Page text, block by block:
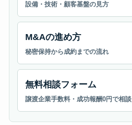
設備・技術・顧客基盤の見方
M&Aの進め方
秘密保持から成約までの流れ
無料相談フォーム
譲渡企業手数料・成功報酬0円で相談